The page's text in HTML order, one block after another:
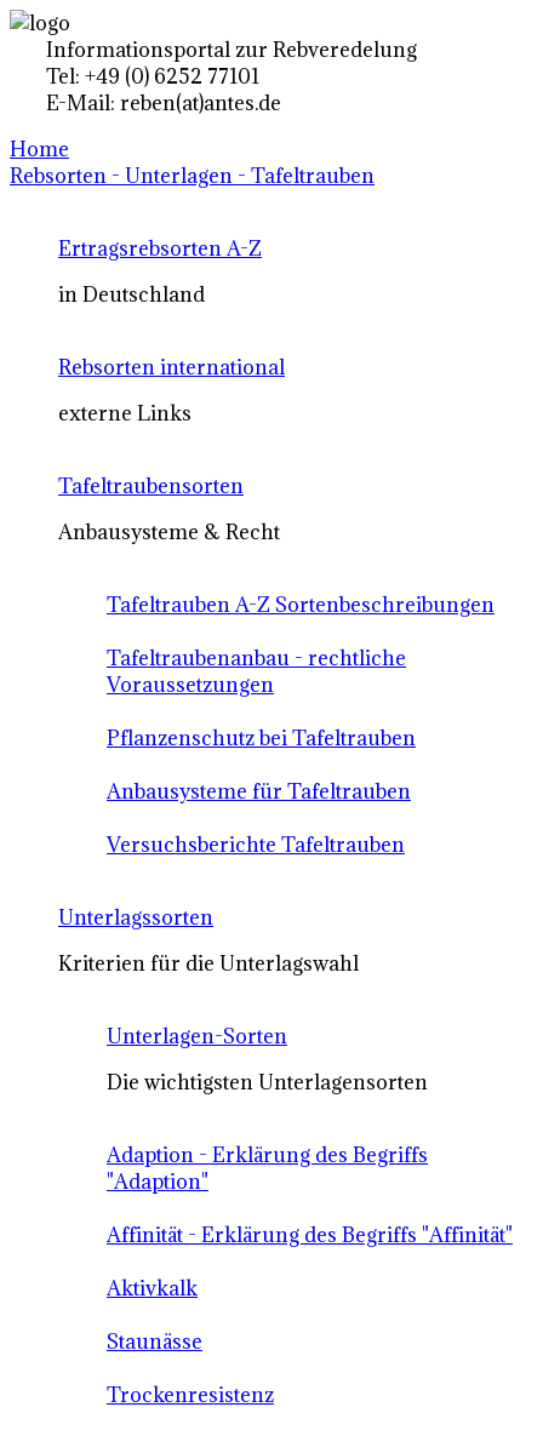
Informationsportal zur Rebveredelung
Tel: +49 (0) 6252 77101
E-Mail: reben(at)antes.de
Home
Rebsorten - Unterlagen - Tafeltrauben
Ertragsrebsorten A-Z
in Deutschland
Rebsorten international
externe Links
Tafeltraubensorten
Anbausysteme & Recht
Tafeltrauben A-Z Sortenbeschreibungen
Tafeltraubenanbau - rechtliche
Voraussetzungen
Pflanzenschutz bei Tafeltrauben
Anbausysteme für Tafeltrauben
Versuchsberichte Tafeltrauben
Unterlagssorten
Kriterien für die Unterlagswahl
Unterlagen-Sorten
Die wichtigsten Unterlagensorten
Adaption - Erklärung des Begriffs
"Adaption"
Affinität - Erklärung des Begriffs "Affinität"
Aktivkalk
Staunässe
Trockenresistenz